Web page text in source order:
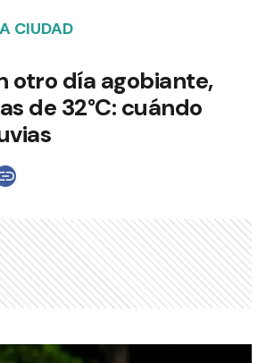
CIUDAD
otro día agobiante,
de 32°C: cuándo